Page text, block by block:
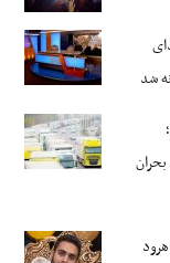
شد
دی۴۰۴، در شاهرود